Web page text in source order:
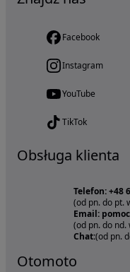
Facebook
Instagram
YouTube
TikTok
Obsługa klienta
Telefon: +48
(od pn. do pt.
Email:
(od pn. do nd.
Chat:(od pn.
Otomoto